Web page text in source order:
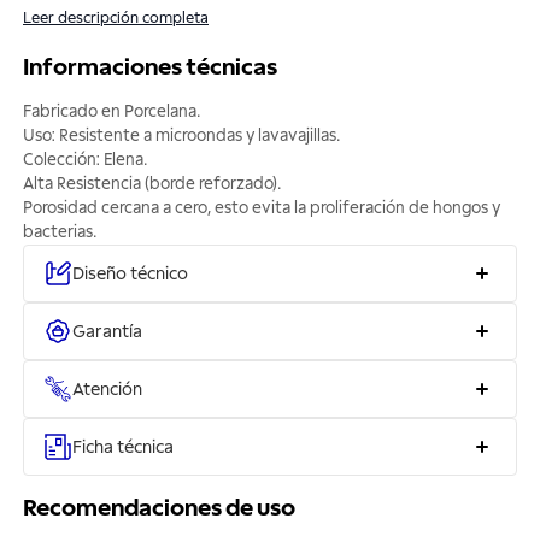
Leer descripción completa
Informaciones técnicas
Fabricado en Porcelana.
Uso: Resistente a microondas y lavavajillas.
Colección: Elena.
Alta Resistencia (borde reforzado).
Porosidad cercana a cero, esto evita la proliferación de hongos y
bacterias.
Diseño técnico
Garantía
Atención
Ficha técnica
Recomendaciones de uso